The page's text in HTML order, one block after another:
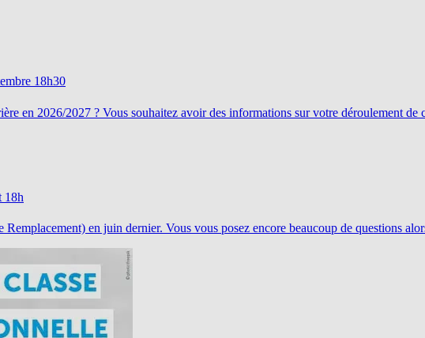
18h30
en 2026/2027 ? Vous souhaitez avoir des informations sur votre déroulement
18h
en juin dernier. Vous vous posez encore beaucoup de questions